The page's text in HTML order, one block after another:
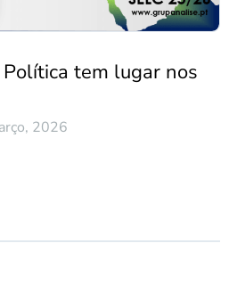
tem lugar nos
2026